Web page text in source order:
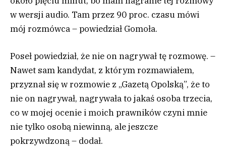
w wersji audio. Tam przez 90 proc. czasu mówi
mój rozmówca – powiedział Gomoła.
Poseł powiedział, że nie on nagrywał tę rozmowę. –
Nawet sam kandydat, z którym rozmawiałem,
przyznał się w rozmowie z „Gazetą Opolską”, że to
nie on nagrywał, nagrywała to jakaś osoba trzecia,
co w mojej ocenie i moich prawników czyni mnie
nie tylko osobą niewinną, ale jeszcze
pokrzywdzoną – dodał.